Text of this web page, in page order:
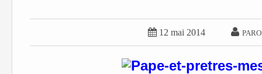
 12 mai 2014 